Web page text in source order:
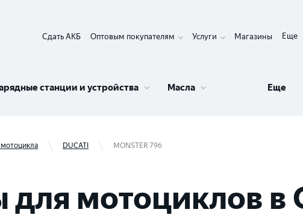
Сдать АКБ Оптовым покупателям Услуги Магазины Еще
станции и устройства Масла Еще
DUCATI MONSTER 796
мотоциклов в